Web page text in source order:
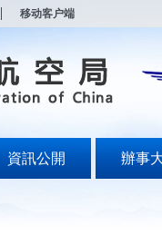
移动客户端
資訊公開 辦事